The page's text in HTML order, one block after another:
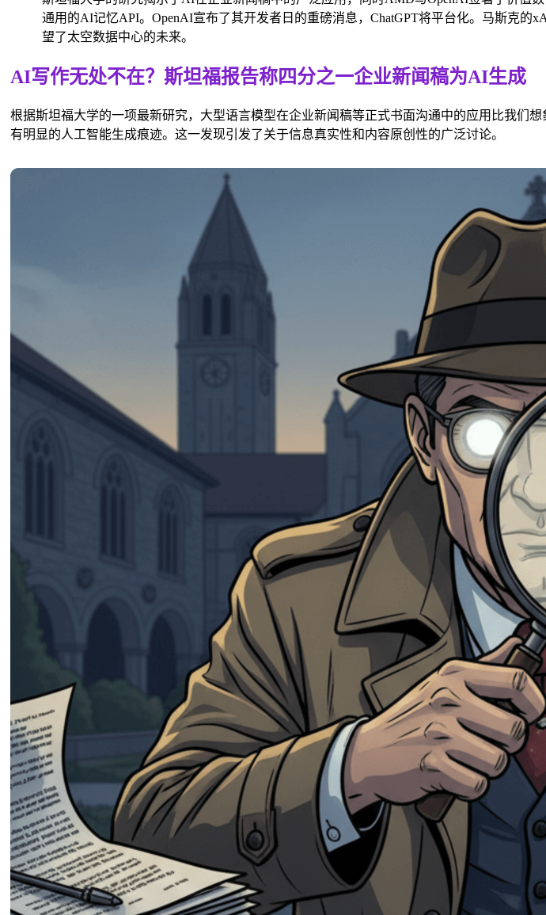
通用的AI记忆API。OpenAI宣布了其开发者日的重磅消息，ChatGPT将平台化。马斯克的
望了太空数据中心的未来。
AI写作无处不在？斯坦福报告称四分之一企业新闻稿为AI生成
根据斯坦福大学的一项最新研究，大型语言模型在企业新闻稿等正式书面沟通中的应用比我们
有明显的人工智能生成痕迹。这一发现引发了关于信息真实性和内容原创性的广泛讨论。